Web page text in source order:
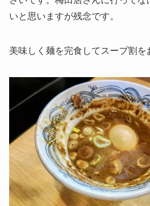
いと思いますが残念です。
美味しく麺を完食してスープ割を